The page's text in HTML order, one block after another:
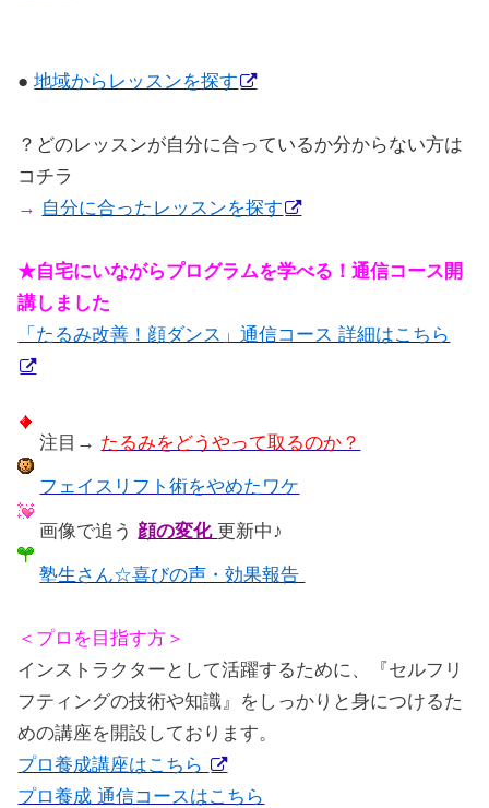
●地域からレッスンを探す
？どのレッスンが自分に合っているか分からない方は
コチラ
→ 自分に合ったレッスンを探す
★自宅にいながらプログラムを学べる！通信コース開
講しました
「たるみ改善！顔ダンス」通信コース 詳細はこちら
注目→ たるみをどうやって取るのか？
フェイスリフト術をやめたワケ
画像で追う 顔の変化更新中♪
塾生さん☆喜びの声・効果報告
＜プロを目指す方＞
インストラクターとして活躍するために、『セルフリ
フティングの技術や知識』をしっかりと身につけるた
めの講座を開設しております。
プロ養成講座はこちら
プロ養成 通信コースはこちら